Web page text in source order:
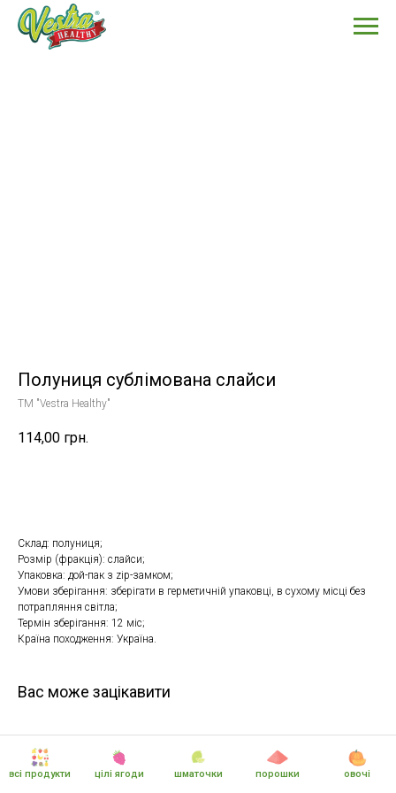
всі продукти цілі ягоди шматочки порошки овочі
Полуниця сублімована слайси
TM "Vestra Healthy"
114,00 грн.
Склад: полуниця;
Розмір (фракція): слайси;
Упаковка: дой-пак з zip-замком;
Умови зберігання: зберігати в герметичній упаковці, в сухому місці без
потрапляння світла;
Термін зберігання: 12 міс;
Країна походження: Україна.
Вас може зацікавити